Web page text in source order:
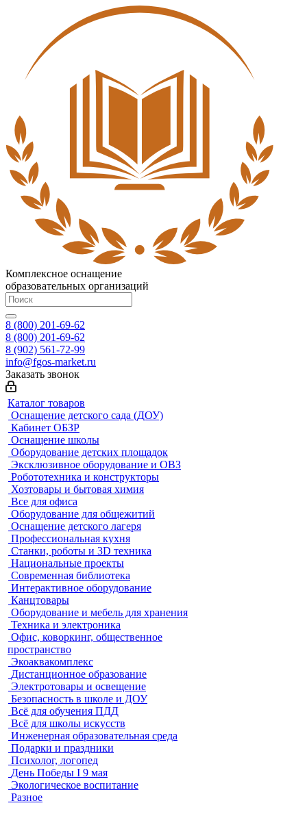
Комплексное оснащение
образовательных организаций
8 (800) 201-69-62
8 (800) 201-69-62
8 (902) 561-72-99
info@fgos-market.ru
Заказать звонок
Каталог товаров
Оснащение детского сада (ДОУ)
Кабинет ОБЗР
Оснащение школы
Оборудование детских площадок
Эксклюзивное оборудование и ОВЗ
Робототехника и конструкторы
Хозтовары и бытовая химия
Все для офиса
Оборудование для общежитий
Оснащение детского лагеря
Профессиональная кухня
Станки, роботы и 3D техника
Национальные проекты
Современная библиотека
Интерактивное оборудование
Канцтовары
Оборудование и мебель для хранения
Техника и электроника
Офис, коворкинг, общественное
пространство
Экоаквакомплекс
Дистанционное образование
Электротовары и освещение
Безопасность в школе и ДОУ
Всё для обучения ПДД
Всё для школы искусств
Инженерная образовательная среда
Подарки и праздники
Психолог, логопед
День Победы I 9 мая
Экологическое воспитание
Разное